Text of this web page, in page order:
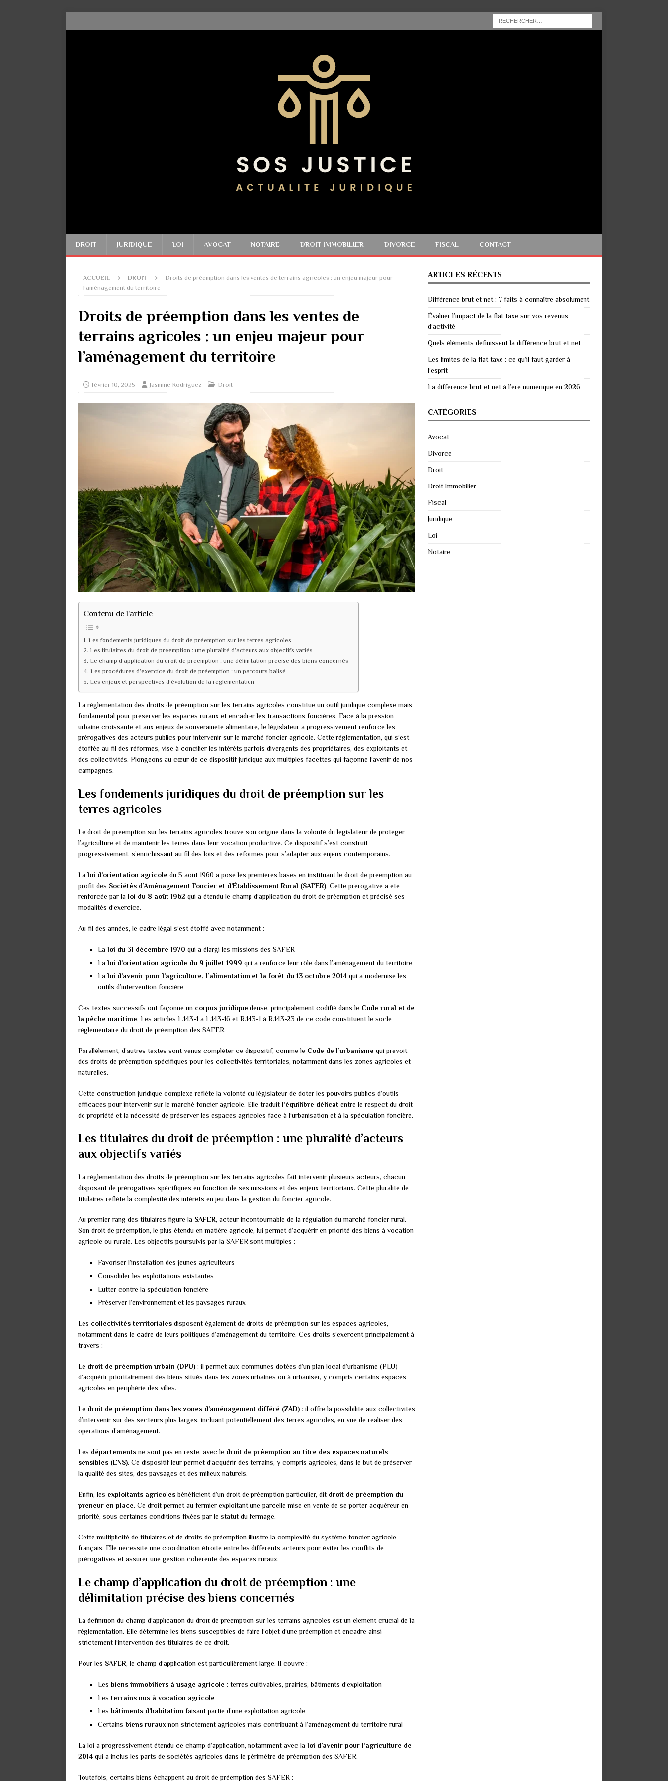
DROIT JURIDIQUE LOI AVOCAT NOTAIRE DROIT IMMOBILIER DIVORCE FISCAL CONTACT
ACCUEIL DROIT
Droits de préemption dans les ventes de terrains agricoles : un enjeu majeur pour
l’aménagement du territoire
Droits de préemption dans les ventes de
terrains agricoles : un enjeu majeur pour
l’aménagement du territoire
février 10, 2025 Jasmine Rodriguez Droit
Contenu de l'article
Les fondements juridiques du droit de préemption sur les terres agricoles
Les titulaires du droit de préemption : une pluralité d’acteurs aux objectifs variés
Le champ d’application du droit de préemption : une délimitation précise des biens concernés
Les procédures d’exercice du droit de préemption : un parcours balisé
Les enjeux et perspectives d’évolution de la réglementation
La réglementation des droits de préemption sur les terrains agricoles constitue un outil juridique complexe mais
fondamental pour préserver les espaces ruraux et encadrer les transactions foncières. Face à la pression
urbaine croissante et aux enjeux de souveraineté alimentaire, le législateur a progressivement renforcé les
prérogatives des acteurs publics pour intervenir sur le marché foncier agricole. Cette réglementation, qui s’est
étoffée au fil des réformes, vise à concilier les intérêts parfois divergents des propriétaires, des exploitants et
des collectivités. Plongeons au cœur de ce dispositif juridique aux multiples facettes qui façonne l’avenir de nos
campagnes.
Les fondements juridiques du droit de préemption sur les
terres agricoles
Le droit de préemption sur les terrains agricoles trouve son origine dans la volonté du législateur de protéger
l’agriculture et de maintenir les terres dans leur vocation productive. Ce dispositif s’est construit
progressivement, s’enrichissant au fil des lois et des réformes pour s’adapter aux enjeux contemporains.
La loi d’orientation agricole du 5 août 1960 a posé les premières bases en instituant le droit de préemption au
profit des Sociétés d’Aménagement Foncier et d’Établissement Rural (SAFER). Cette prérogative a été
renforcée par la loi du 8 août 1962 qui a étendu le champ d’application du droit de préemption et précisé ses
modalités d’exercice.
Au fil des années, le cadre légal s’est étoffé avec notamment :
La loi du 31 décembre 1970 qui a élargi les missions des SAFER
La loi d’orientation agricole du 9 juillet 1999 qui a renforcé leur rôle dans l’aménagement du territoire
La loi d’avenir pour l’agriculture, l’alimentation et la forêt du 13 octobre 2014qui a modernisé les
outils d’intervention foncière
Ces textes successifs ont façonné un corpus juridique dense, principalement codifié dans le Code rural et de
la pêche maritime. Les articles L.143-1 à L.143-16 et R.143-1 à R.143-23 de ce code constituent le socle
réglementaire du droit de préemption des SAFER.
Parallèlement, d’autres textes sont venus compléter ce dispositif, comme le Code de l’urbanisme qui prévoit
des droits de préemption spécifiques pour les collectivités territoriales, notamment dans les zones agricoles et
naturelles.
Cette construction juridique complexe reflète la volonté du législateur de doter les pouvoirs publics d’outils
efficaces pour intervenir sur le marché foncier agricole. Elle traduit l’équilibre délicat entre le respect du droit
de propriété et la nécessité de préserver les espaces agricoles face à l’urbanisation et à la spéculation foncière.
Les titulaires du droit de préemption : une pluralité d’acteurs
aux objectifs variés
La réglementation des droits de préemption sur les terrains agricoles fait intervenir plusieurs acteurs, chacun
disposant de prérogatives spécifiques en fonction de ses missions et des enjeux territoriaux. Cette pluralité de
titulaires reflète la complexité des intérêts en jeu dans la gestion du foncier agricole.
Au premier rang des titulaires figure la SAFER, acteur incontournable de la régulation du marché foncier rural.
Son droit de préemption, le plus étendu en matière agricole, lui permet d’acquérir en priorité des biens à vocation
agricole ou rurale. Les objectifs poursuivis par la SAFER sont multiples :
Favoriser l’installation des jeunes agriculteurs
Consolider les exploitations existantes
Lutter contre la spéculation foncière
Préserver l’environnement et les paysages ruraux
Les collectivités territoriales disposent également de droits de préemption sur les espaces agricoles,
notamment dans le cadre de leurs politiques d’aménagement du territoire. Ces droits s’exercent principalement à
travers :
Le droit de préemption urbain (DPU) : il permet aux communes dotées d’un plan local d’urbanisme (PLU)
d’acquérir prioritairement des biens situés dans les zones urbaines ou à urbaniser, y compris certains espaces
agricoles en périphérie des villes.
Le droit de préemption dans les zones d’aménagement différé (ZAD) : il offre la possibilité aux collectivités
d’intervenir sur des secteurs plus larges, incluant potentiellement des terres agricoles, en vue de réaliser des
opérations d’aménagement.
Les départementsne sont pas en reste, avec le droit de préemption au titre des espaces naturels
sensibles (ENS). Ce dispositif leur permet d’acquérir des terrains, y compris agricoles, dans le but de préserver
la qualité des sites, des paysages et des milieux naturels.
Enfin, les exploitants agricolesbénéficient d’un droit de préemption particulier, dit droit de préemption du
preneur en place. Ce droit permet au fermier exploitant une parcelle mise en vente de se porter acquéreur en
priorité, sous certaines conditions fixées par le statut du fermage.
Cette multiplicité de titulaires et de droits de préemption illustre la complexité du système foncier agricole
français. Elle nécessite une coordination étroite entre les différents acteurs pour éviter les conflits de
prérogatives et assurer une gestion cohérente des espaces ruraux.
Le champ d’application du droit de préemption : une
délimitation précise des biens concernés
La définition du champ d’application du droit de préemption sur les terrains agricoles est un élément crucial de la
réglementation. Elle détermine les biens susceptibles de faire l’objet d’une préemption et encadre ainsi
strictement l’intervention des titulaires de ce droit.
Pour les SAFER, le champ d’application est particulièrement large. Il couvre :
Lesbiens immobiliers à usage agricole : terres cultivables, prairies, bâtiments d’exploitation
Les terrains nus à vocation agricole
Lesbâtiments d’habitation faisant partie d’une exploitation agricole
Certainsbiens rurauxnon strictement agricoles mais contribuant à l’aménagement du territoire rural
La loi a progressivement étendu ce champ d’application, notamment avec la loi d’avenir pour l’agriculture de
2014qui a inclus les parts de sociétés agricoles dans le périmètre de préemption des SAFER.
Toutefois, certains biens échappent au droit de préemption des SAFER :
ARTICLES RÉCENTS
Différence brut et net : 7 faits à connaître absolument
Évaluer l’impact de la flat taxe sur vos revenus
d’activité
Quels éléments définissent la différence brut et net
Les limites de la flat taxe : ce qu’il faut garder à
l’esprit
La différence brut et net à l’ère numérique en 2026
CATÉGORIES
Avocat
Divorce
Droit
Droit Immobilier
Fiscal
Juridique
Loi
Notaire